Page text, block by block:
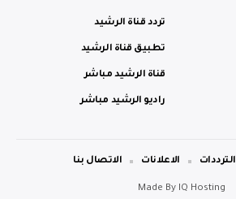
تردد قناة الرشيد
تطبيق قناة الرشيد
قناة الرشيد مباشر
راديو الرشيد مباشر
Made By IQ Hosting
الترددات الاعلانات الاتصال بنا